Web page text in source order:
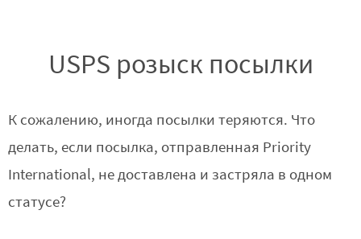
USPS розыск посылки
К сожалению, иногда посылки теряются. Что
делать, если посылка, отправленная Priority
International, не доставлена и застряла в одном
статусе?